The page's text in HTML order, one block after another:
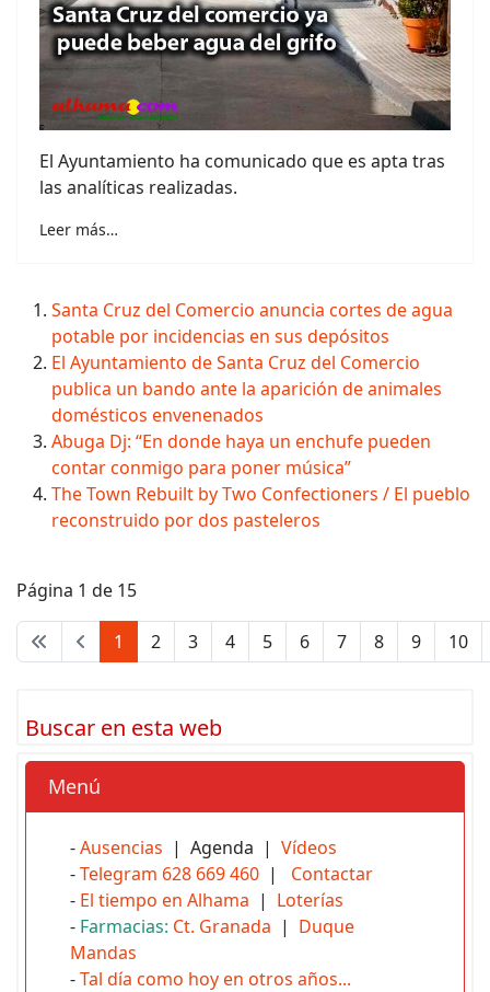
El Ayuntamiento ha comunicado que es apta tras
las analíticas realizadas.
Leer más…
Santa Cruz del Comercio anuncia cortes de agua
potable por incidencias en sus depósitos
El Ayuntamiento de Santa Cruz del Comercio
publica un bando ante la aparición de animales
domésticos envenenados
Abuga Dj: “En donde haya un enchufe pueden
contar conmigo para poner música”
The Town Rebuilt by Two Confectioners / El pueblo
reconstruido por dos pasteleros
Página 1 de 15
1 2 3 4 5 6 7 8 9 10
Buscar en esta web
Menú
-Ausencias | Agenda | Vídeos
-Telegram 628 669 460 | Contactar
- El tiempo en Alhama | Loterías
- Farmacias: Ct. Granada | Duque
Mandas
-Tal día como hoy en otros años...